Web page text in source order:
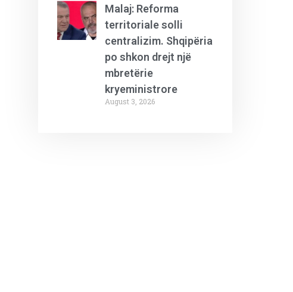
Malaj: Reforma
territoriale solli
centralizim. Shqipëria
po shkon drejt një
mbretërie
kryeministrore
August 3, 2026